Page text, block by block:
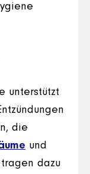
unterstützt
die
und
dazu